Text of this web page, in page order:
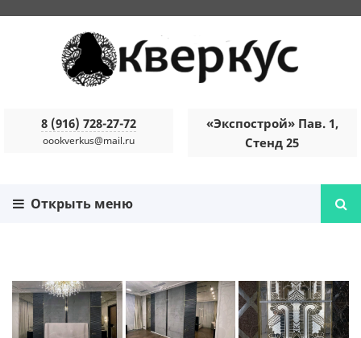
8 (916) 728-27-72
oookverkus@mail.ru
«Экспострой» Пав. 1,
Стенд 25
Открыть меню